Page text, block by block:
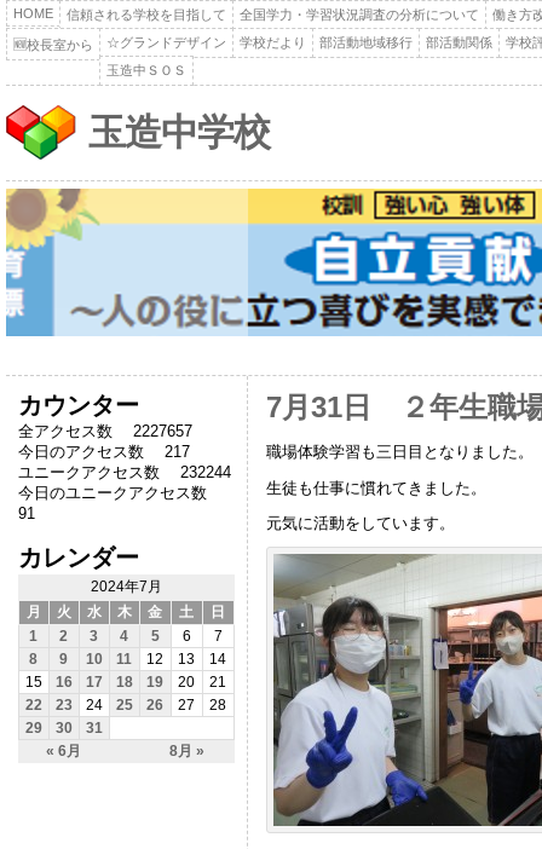
HOME 信頼される学校を目指して 全国学力・学習状況調査の分析について 働き方
🆕校長室から ☆グランドデザイン 学校だより 部活動地域移行 部活動関係
学校
玉造中ＳＯＳ
玉造中学校
カウンター
全アクセス数 2227657
今日のアクセス数 217
ユニークアクセス数 232244
今日のユニークアクセス数
91
カレンダー
2024年7月
月
火 水 木 金 土 日
« 6月 8月 »
1 2 3 4 5 6
7
8
9 10 11 12 13
14
15
16 17 18 19 20
21
22
23 24 25 26 27
28
29
30 31
7月31日 ２年生職
職場体験学習も三日目となりました。
生徒も仕事に慣れてきました。
元気に活動をしています。